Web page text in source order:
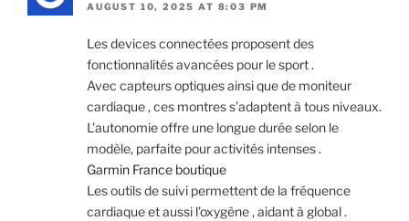
AUGUST 10, 2025 AT 8:03 PM
Les devices connectées proposent des
fonctionnalités avancées pour le sport .
Avec capteurs optiques ainsi que de moniteur
cardiaque , ces montres s’adaptent à tous niveaux.
L’autonomie offre une longue durée selon le
modèle, parfaite pour activités intenses .
Garmin France boutique
Les outils de suivi permettent de la fréquence
cardiaque et aussi l’oxygène , aidant à global .